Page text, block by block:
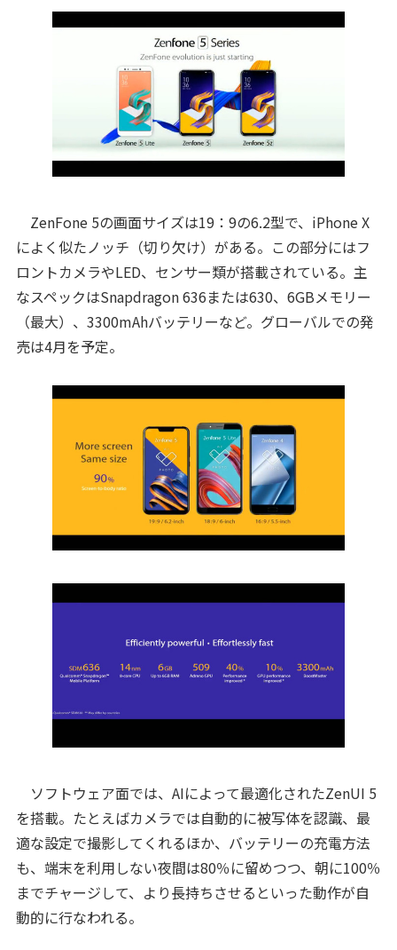
ZenFone 5の画面サイズは19：9の6.2型で、iPhone X
によく似たノッチ（切り欠け）がある。この部分にはフ
ロントカメラやLED、センサー類が搭載されている。主
なスペックはSnapdragon 636または630、6GBメモリー
（最大）、3300mAhバッテリーなど。グローバルでの発
売は4月を予定。
ソフトウェア面では、AIによって最適化されたZenUI 5
を搭載。たとえばカメラでは自動的に被写体を認識、最
適な設定で撮影してくれるほか、バッテリーの充電方法
も、端末を利用しない夜間は80％に留めつつ、朝に100％
までチャージして、より長持ちさせるといった動作が自
動的に行なわれる。